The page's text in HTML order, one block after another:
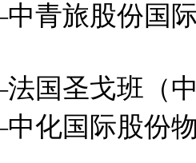
青旅股份国际
国圣戈班（
化国际股份物